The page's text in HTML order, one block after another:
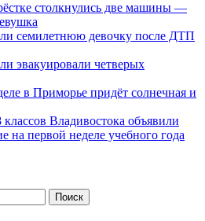
столкнулись две машины —
семилетнюю девочку после ДТП
эвакуировали четверых
в Приморье придёт солнечная и
Владивостока объявили
на первой неделе учебного года